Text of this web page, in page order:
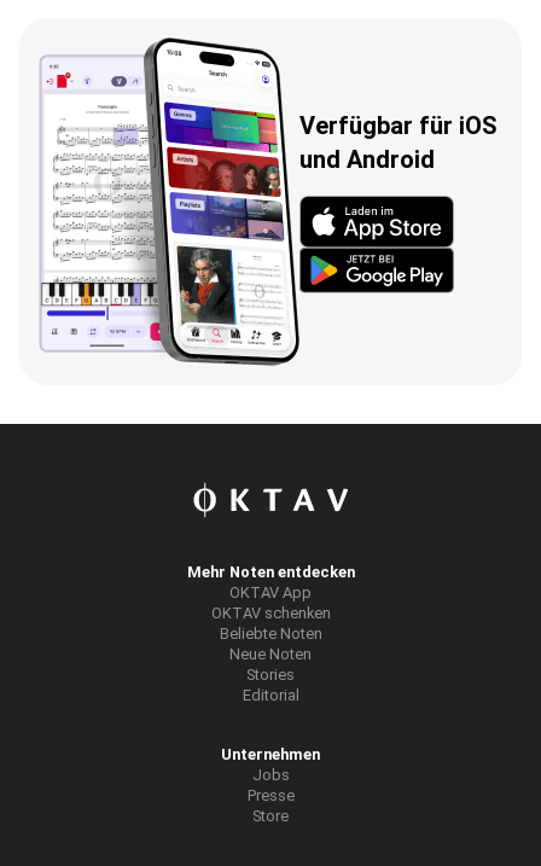
Verfügbar für iOS
und Android
Mehr Noten entdecken
OKTAV App
OKTAV schenken
Beliebte Noten
Neue Noten
Stories
Editorial
Unternehmen
Jobs
Presse
Store